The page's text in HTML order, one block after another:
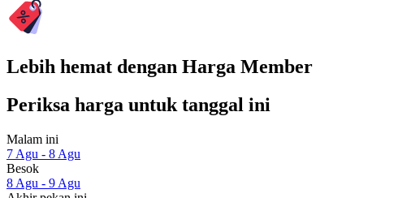
Lebih hemat dengan Harga Member
Periksa harga untuk tanggal ini
Malam ini
7 Agu - 8 Agu
Besok
8 Agu - 9 Agu